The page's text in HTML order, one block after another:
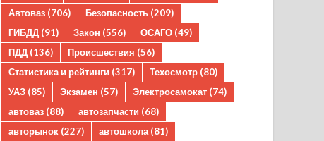
Автоваз (706) Безопасность (209)
ГИБДД (91) Закон (556) ОСАГО (49)
ПДД (136) Происшествия (56)
Статистика и рейтинги (317) Техосмотр (80)
УАЗ (85) Экзамен (57) Электросамокат (74)
автоваз (88) автозапчасти (68)
авторынок (227) автошкола (81)